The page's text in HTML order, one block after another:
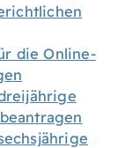
die Online-